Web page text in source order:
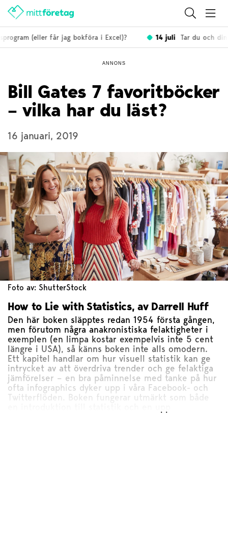
(eller får jag bokföra i Excel)? 14 juli Tar du och dina
ANNONS
Bill Gates 7 favoritböcker
– vilka har du läst?
16 januari, 2019
Foto av: ShutterStock
How to Lie with Statistics, av Darrell Huff
Den här boken släpptes redan 1954 första gången,
men förutom några anakronistiska felaktigheter i
exemplen (en limpa kostar exempelvis inte 5 cent
längre i USA), så känns boken inte alls omodern.
Ett kapitel handlar om hur visuell statistik kan ge
intrycket av att överdriva trender och ge felaktiga
jämförelser – en bra påminnelse med tanke på hur
ofta infographics dyker upp i våra Facebook- och
Twitterflöden. Boken fungerar utmärkt som både